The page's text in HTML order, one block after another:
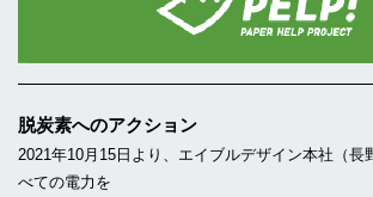
脱炭素へのアクション
2021年10月15日より、エイブルデザイン本社（長
べての電力を